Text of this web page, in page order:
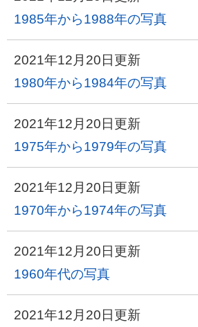
1985年から1988年の写真
2021年12月20日更新
1980年から1984年の写真
2021年12月20日更新
1975年から1979年の写真
2021年12月20日更新
1970年から1974年の写真
2021年12月20日更新
1960年代の写真
2021年12月20日更新